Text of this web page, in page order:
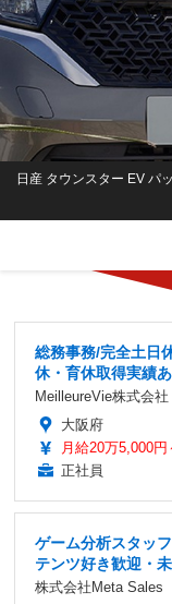
日産 タウンスター EV パ
総務事務/完全土日
休・育休取得実績あ
MeilleureVie株式会社
大阪府
月給20万5,000円
正社員
ゲーム分析スタッ
テンツ好き歓迎・
株式会社Meta Sales